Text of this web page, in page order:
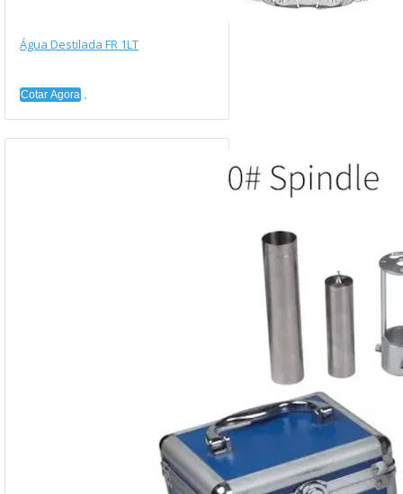
Água Destilada FR 1LT
Cotar Agora